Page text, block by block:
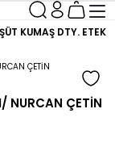
KUMAŞ DTY.
NURCAN ÇETİN